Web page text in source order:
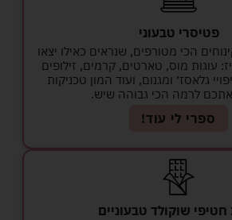
פטיסרי טבעוני
הכי מטורפים, שנראים כאילו יצאו
עוגות מוס, טארטים, קרמים, זילופים
גלאסז׳ ומגנום, ועוד המון טכניקות
לרמה הכי גבוהה שיש.
ספרי לי עוד!
שוקולד טבעוניים